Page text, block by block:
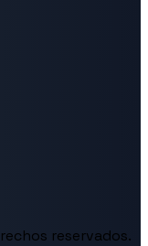
reservados.